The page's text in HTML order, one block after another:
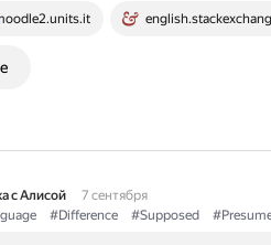
с Алисой
7 сентября
#Difference #Supposed